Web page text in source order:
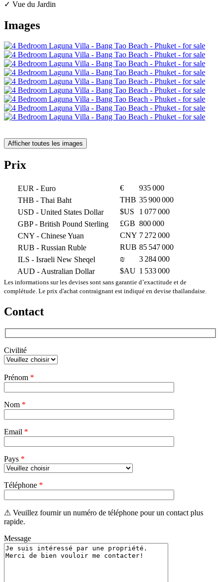
✓ Vue du Jardin
Images
Afficher toutes les images
Prix
EUR - Euro €
935 000
THB - Thai Baht THB 35 900 000
USD - United States Dollar $US
1 077 000
GBP- British Pound Sterling £GB 800 000
CNY - Chinese Yuan CNY 7 272 000
RUB - Russian Ruble RUB 85 547 000
ILS - Israeli New Sheqel ₪
3 284 000
AUD - Australian Dollar $AU 1 533 000
Les informations sur les devises sont sans garantie d’exactitude et de
complétude. Le prix d'achat contraignant est indiqué en devise thaïlandaise.
Contact
Civilité
laisser
vide.
Prénom *
Nom *
Email *
Pays *
Téléphone *
⚠ Veuillez fournir un numéro de téléphone pour un contact plus
rapide.
Message